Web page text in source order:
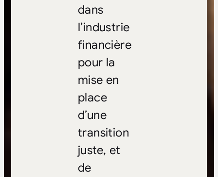
dans
l’industrie
financière
pour la
mise en
place
d’une
transition
juste, et
de